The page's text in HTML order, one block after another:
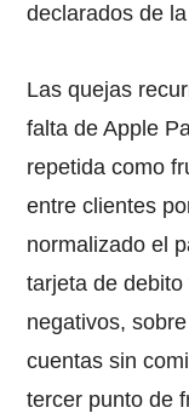
declarados de
Las quejas
falta de Apple
repetida como
entre clientes
normalizado el
tarjeta de
negativos,
cuentas sin
tercer punto de